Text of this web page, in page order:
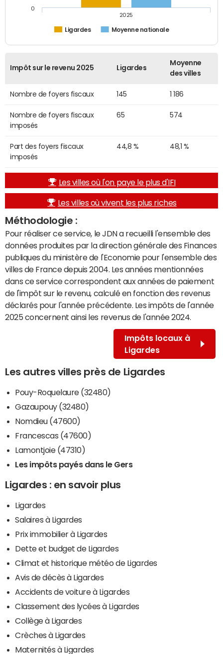
Ligardes Moyenne nationale
2025
0
Impôt sur le revenu 2025 Ligardes
Moyenne
des villes
Nombre de foyers fiscaux 145 1 186
Nombre de foyers fiscaux
imposés
65 574
Part des foyers fiscaux
imposés
44,8 % 48,1 %
Les villes où l'on paye le plus d'IFI
Les villes où vivent les plus riches
Méthodologie :
Pour réaliser ce service, le JDN a recueilli l'ensemble des
données produites par la direction générale des Finances
publiques du ministère de l'Economie pour l'ensemble des
villes de France depuis 2004. Les années mentionnées
dans ce service correspondent aux années de paiement
de l'impôt sur le revenu, calculé en fonction des revenus
déclarés pour l'année précédente. Les impôts de l'année
2025 concernent ainsi les revenus de l'année 2024.
Impôts locaux à
Ligardes
Les autres villes près de Ligardes
Pouy-Roquelaure (32480)
Gazaupouy (32480)
Nomdieu (47600)
Francescas (47600)
Lamontjoie (47310)
Les impôts payés dans le Gers
Ligardes : en savoir plus
Ligardes
Salaires à Ligardes
Prix immobilier à Ligardes
Dette et budget de Ligardes
Climat et historique météo de Ligardes
Avis de décès à Ligardes
Accidents de voiture à Ligardes
Classement des lycées à Ligardes
Collège à Ligardes
Crèches à Ligardes
Maternités à Ligardes